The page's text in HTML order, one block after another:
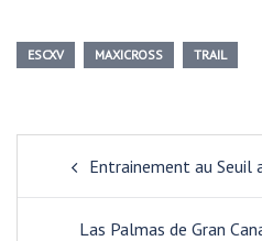
ESCXV MAXICROSS TRAIL
d’articleEntrainement au Seuil
Las Palmas de Gran